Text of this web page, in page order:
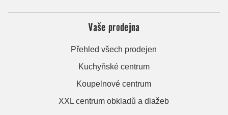
Vaše prodejna
Přehled všech prodejen
Kuchyňské centrum
Koupelnové centrum
XXL centrum obkladů a dlažeb